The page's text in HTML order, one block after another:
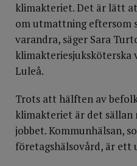
klimakteriet. Det är lätt
om utmattning eftersom
varandra, säger Sara
klimakteriesjuksköterska
Luleå.
Trots att hälften av
klimakteriet är det sällan
jobbet. Kommunhälsan,
företagshälsovård, är ett